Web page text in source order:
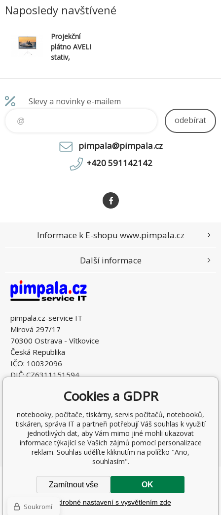
nebo čtyř vstupů na jedné ploše
Naposledy navštívené
Projekční
plátno AVELI
stativ,
(16:10) 81"
Slevy a novinky e-mailem
odebírat
pimpala@pimpala.cz
+420 591142142
pimpala.cz-service IT
Mírová 297/17
70300 Ostrava - Vítkovice
Česká Republika
IČO: 10032096
DIČ: CZ6311151594
Informace k E-shopu www.pimpala.cz
Další informace
Copyright © 2026 Ing. Antonín Pohludka
Všechna práva vyhrazena.
Tento eshop dodala firma BINARGON.cz-Mapa stránek
Cookies a GDPR
notebooky, počítače, tiskárny, servis počítačů, notebooků,
tiskáren, správa IT a partneři potřebují Váš souhlas k využití
jednotlivých dat, aby Vám mimo jiné mohli ukazovat
informace týkající se Vašich zájmů pomocí personalizace
reklam. Souhlas udělíte kliknutím na políčko "Ano,
souhlasím".
Zamítnout vše OK
Podrobné nastavení s vysvětlením zde
Soukromí